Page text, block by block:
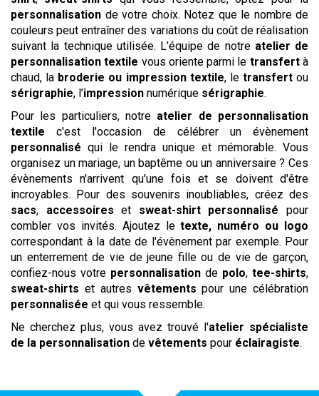
personnalisation de votre choix. Notez que le nombre de
couleurs peut entraîner des variations du coût de réalisation
suivant la technique utilisée. L’équipe de notre atelier de
personnalisation textile vous oriente parmi le transfertà
chaud, la broderie ou impression textile, le transfertou
sérigraphie, l’impression numérique sérigraphie.
Pour les particuliers, notre atelier de personnalisation
textile c'est l'occasion de célébrer un évènement
personnalisé qui le rendra unique et mémorable. Vous
organisez un mariage, un baptême ou un anniversaire ? Ces
évènements n'arrivent qu'une fois et se doivent d'être
incroyables. Pour des souvenirs inoubliables, créez des
sacs, accessoires et sweat-shirt personnalisé pour
combler vos invités. Ajoutez letexte, numéro ou logo
correspondant à la date de l'évènement par exemple. Pour
un enterrement de vie de jeune fille ou de vie de garçon,
confiez-nous votre personnalisation de polo, tee-shirts,
sweat-shirts et autres vêtements pour une célébration
personnalisée et qui vous ressemble.
Ne cherchez plus, vous avez trouvé l'atelier spécialiste
de la personnalisation de vêtements pour éclairagiste.